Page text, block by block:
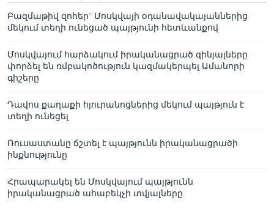
Բազմաթիվ զոհեր` Մոսկվայի օդանավակայաններից
մեկում տեղի ունեցած պայթյունի հետևանքով
Մոսկվայում հարձակում իրականացրած զինյալները
փորձել են ռմբակոծություն կազմակերպել Ամանորի
գիշերը
Դավոս քաղաքի հյուրանոցներից մեկում պայթյուն է
տեղի ունեցել
Ռուսաստանը ճշտել է պայթյունն իրականացրածի
ինքնությունը
Հրապարակել են Մոսկվայում պայթյունն
իրականացրած ահաբեկչի տվյալները